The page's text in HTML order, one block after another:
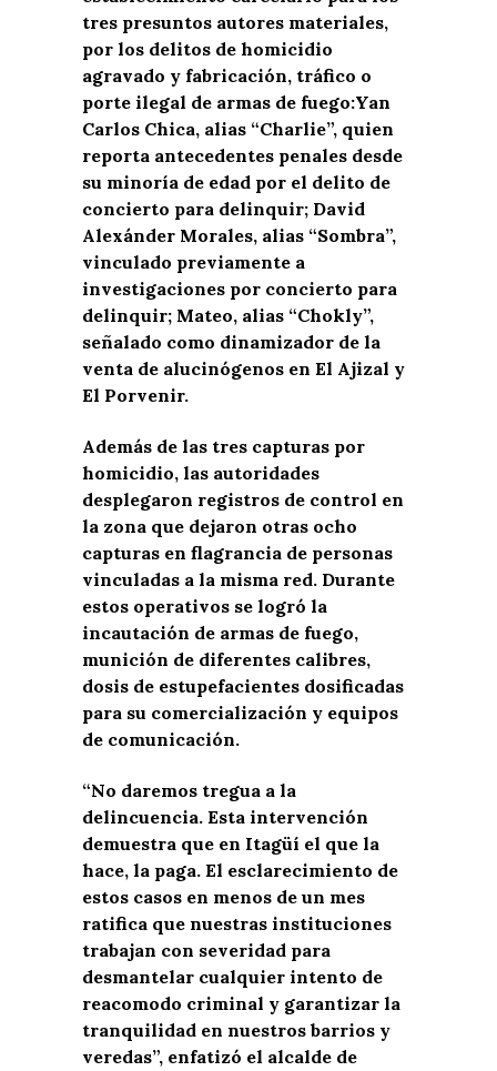
tres presuntos autores materiales,
por los delitos de homicidio
agravado y fabricación, tráfico o
porte ilegal de armas de fuego:Yan
Carlos Chica, alias “Charlie”, quien
reporta antecedentes penales desde
su minoría de edad por el delito de
concierto para delinquir; David
Alexánder Morales, alias “Sombra”,
vinculado previamente a
investigaciones por concierto para
delinquir; Mateo, alias “Chokly”,
señalado como dinamizador de la
venta de alucinógenos en El Ajizal y
El Porvenir.
Además de las tres capturas por
homicidio, las autoridades
desplegaron registros de control en
la zona que dejaron otras ocho
capturas en flagrancia de personas
vinculadas a la misma red. Durante
estos operativos se logró la
incautación de armas de fuego,
munición de diferentes calibres,
dosis de estupefacientes dosificadas
para su comercialización y equipos
de comunicación.
“No daremos tregua a la
delincuencia. Esta intervención
demuestra que en Itagüí el que la
hace, la paga. El esclarecimiento de
estos casos en menos de un mes
ratifica que nuestras instituciones
trabajan con severidad para
desmantelar cualquier intento de
reacomodo criminal y garantizar la
tranquilidad en nuestros barrios y
veredas”, enfatizó el alcalde de